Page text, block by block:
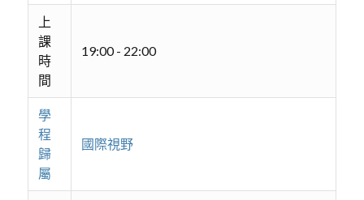
上
課
時
間
19:00 - 22:00
學
程
歸
屬
國際視野